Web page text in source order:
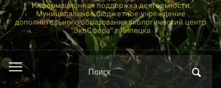
Информационная поддержка деятельности
Муниципальное бюджетное учреждение
дополнительного образования экологический центр
"ЭкоСфера" г.Липецка
Переключить
мобильное
Поиск
по: